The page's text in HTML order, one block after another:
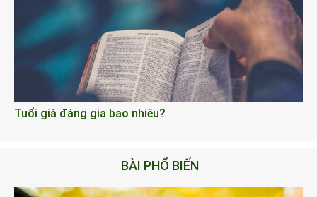
Tuổi già đáng gia bao nhiêu?
BÀI PHỔ BIẾN